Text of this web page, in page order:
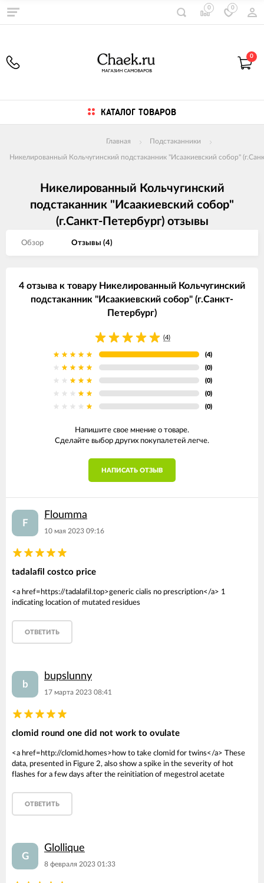
0 0
0
КАТАЛОГ ТОВАРОВ
Главная Подстаканники
Никелированный Кольчугинский подстаканник "Исаакиевский собор"
Никелированный Кольчугинский
подстаканник "Исаакиевский собор"
(г.Санкт-Петербург) отзывы
Обзор Отзывы (4)
4 отзыва к товару Никелированный Кольчугинский
подстаканник "Исаакиевский собор" (г.Санкт-
Петербург)
(4)
(4)
(0)
(0)
(0)
(0)
Напишите свое мнение о товаре.
Сделайте выбор других покупалетей легче.
НАПИСАТЬ ОТЗЫВ
F
Floumma
10 мая 2023 09:16
tadalafil costco price
<a href=https://tadalafil.top>generic cialis no prescription</a> 1
indicating location of mutated residues
ОТВЕТИТЬ
b
bupslunny
17 марта 2023 08:41
clomid round one did not work to ovulate
<a href=http://clomid.homes>how to take clomid for twins</a> These
data, presented in Figure 2, also show a spike in the severity of hot
flashes for a few days after the reinitiation of megestrol acetate
ОТВЕТИТЬ
G
Glollique
8 февраля 2023 01:33